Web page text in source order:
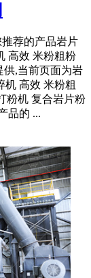
荐的产品岩片
高效 米粉粗粉
供,当前页面为岩
机 高效 米粉粗
粉机 复合岩片粉
品的 ...